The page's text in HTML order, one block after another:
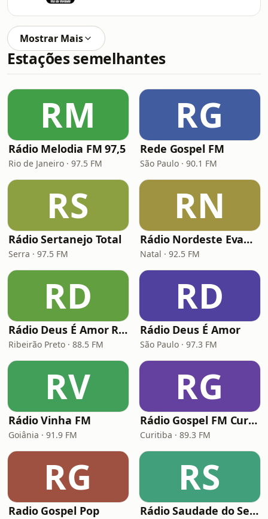
Mostrar Mais
Estações semelhantes
RM
Rádio Melodia FM 97,5
Rio de Janeiro · 97.5 FM
RG
Rede Gospel FM
São Paulo · 90.1 FM
RS
Rádio Sertanejo Total
Serra · 97.5 FM
RN
Rádio Nordeste Evangélica
Natal · 92.5 FM
RD
Rádio Deus É Amor Ribeirão Preto
Ribeirão Preto · 88.5 FM
RD
Rádio Deus É Amor
São Paulo · 97.3 FM
RV
Rádio Vinha FM
Goiânia · 91.9 FM
RG
Rádio Gospel FM Curitiba
Curitiba · 89.3 FM
RG
Radio Gospel Pop
RS
Rádio Saudade do Sertão